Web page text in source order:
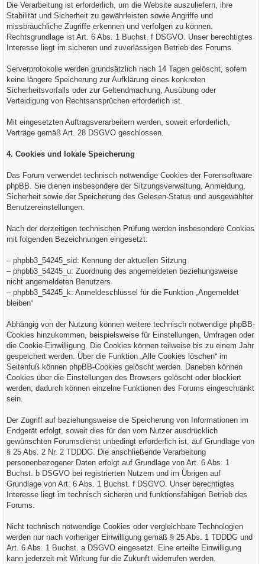
Die Verarbeitung ist erforderlich, um die Website auszuliefern, ihre
Stabilität und Sicherheit zu gewährleisten sowie Angriffe und
missbräuchliche Zugriffe erkennen und verfolgen zu können.
Rechtsgrundlage ist Art. 6 Abs. 1 Buchst. f DSGVO. Unser berechtigtes
Interesse liegt im sicheren und zuverlässigen Betrieb des Forums.
Serverprotokolle werden grundsätzlich nach 14 Tagen gelöscht, sofern
keine längere Speicherung zur Aufklärung eines konkreten
Sicherheitsvorfalls oder zur Geltendmachung, Ausübung oder
Verteidigung von Rechtsansprüchen erforderlich ist.
Mit eingesetzten Auftragsverarbeitern werden, soweit erforderlich,
Verträge gemäß Art. 28 DSGVO geschlossen.
4. Cookies und lokale Speicherung
Das Forum verwendet technisch notwendige Cookies der Forensoftware
phpBB. Sie dienen insbesondere der Sitzungsverwaltung, Anmeldung,
Sicherheit sowie der Speicherung des Gelesen-Status und ausgewählter
Benutzereinstellungen.
Nach der derzeitigen technischen Prüfung werden insbesondere Cookies
mit folgenden Bezeichnungen eingesetzt:
– phpbb3_54245_sid: Kennung der aktuellen Sitzung
– phpbb3_54245_u: Zuordnung des angemeldeten beziehungsweise
nicht angemeldeten Benutzers
– phpbb3_54245_k: Anmeldeschlüssel für die Funktion „Angemeldet
bleiben“
Abhängig von der Nutzung können weitere technisch notwendige phpBB-
Cookies hinzukommen, beispielsweise für Einstellungen, Umfragen oder
die Cookie-Einwilligung. Die Cookies können teilweise bis zu einem Jahr
gespeichert werden. Über die Funktion „Alle Cookies löschen“ im
Seitenfuß können phpBB-Cookies gelöscht werden. Daneben können
Cookies über die Einstellungen des Browsers gelöscht oder blockiert
werden; dadurch können einzelne Funktionen des Forums eingeschränkt
sein.
Der Zugriff auf beziehungsweise die Speicherung von Informationen im
Endgerät erfolgt, soweit dies für den vom Nutzer ausdrücklich
gewünschten Forumsdienst unbedingt erforderlich ist, auf Grundlage von
§ 25 Abs. 2 Nr. 2 TDDDG. Die anschließende Verarbeitung
personenbezogener Daten erfolgt auf Grundlage von Art. 6 Abs. 1
Buchst. b DSGVO bei registrierten Nutzern und im Übrigen auf
Grundlage von Art. 6 Abs. 1 Buchst. f DSGVO. Unser berechtigtes
Interesse liegt im technisch sicheren und funktionsfähigen Betrieb des
Forums.
Nicht technisch notwendige Cookies oder vergleichbare Technologien
werden nur nach vorheriger Einwilligung gemäß § 25 Abs. 1 TDDDG und
Art. 6 Abs. 1 Buchst. a DSGVO eingesetzt. Eine erteilte Einwilligung
kann jederzeit mit Wirkung für die Zukunft widerrufen werden.